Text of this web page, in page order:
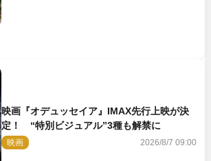
映画『オデュッセイア』IMAX先行上映が決
定！ “特別ビジュアル”3種も解禁に
映画 2026/8/7 09:00